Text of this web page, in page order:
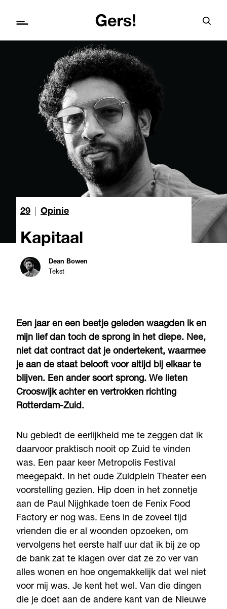
29 Opinie
Kapitaal
Dean Bowen
Tekst
Een jaar en een beetje geleden waagden ik en
mijn lief dan toch de sprong in het diepe. Nee,
niet dat contract dat je ondertekent, waarmee
je aan de staat belooft voor altijd bij elkaar te
blijven. Een ander soort sprong. We lieten
Crooswijk achter en vertrokken richting
Rotterdam-Zuid.
Nu gebiedt de eerlijkheid me te zeggen dat ik
daarvoor praktisch nooit op Zuid te vinden
was. Een paar keer Metropolis Festival
meegepakt. In het oude Zuidplein Theater een
voorstelling gezien. Hip doen in het zonnetje
aan de Paul Nijghkade toen de Fenix Food
Factory er nog was. Eens in de zoveel tijd
vrienden die er al woonden opzoeken, om
vervolgens het eerste half uur dat ik bij ze op
de bank zat te klagen over dat ze zo ver van
alles wonen en hoe ongemakkelijk dat wel niet
voor mij was. Je kent het wel. Van die dingen
die je doet aan de andere kant van de Nieuwe